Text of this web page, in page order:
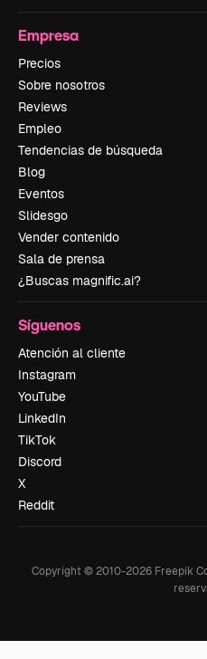
Empresa
Precios
Sobre nosotros
Reviews
Empleo
Tendencias de búsqueda
Blog
Eventos
Slidesgo
Vender contenido
Sala de prensa
¿Buscas magnific.ai?
Síguenos
Atención al cliente
Instagram
YouTube
LinkedIn
TikTok
Discord
X
Reddit
Copyright © 2010-2026 Freepik